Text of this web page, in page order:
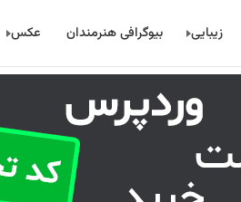
زیبایی بیوگرافی هنرمندان عکس